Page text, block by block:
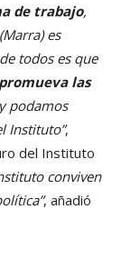
de trabajo,
es
todos es que
las
podamos
Instituto”,
del Instituto
conviven
, añadió